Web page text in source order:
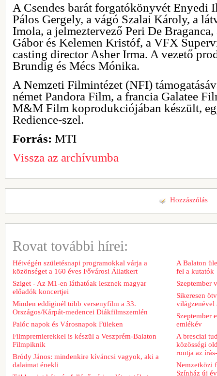
A Csendes barát forgatókönyvét Enyedi
Pálos Gergely, a vágó Szalai Károly, a
Imola, a jelmeztervező Peri De Braganca,
Gábor és Kelemen Kristóf, a VFX
casting director Asher Irma. A vezető
Brundig és Mécs Mónika.
A Nemzeti Filmintézet (NFI)
német Pandora Film, a francia Galatee
M&M Film koprodukciójában készült,
Redience-szel.
Forrás: MTI
Vissza az archívumba
Hozzászólás
Rovat további hírei:
Hétvégén születésnapi programokkal várja a
közönséget a 160 éves Fővárosi Állatkert
Sziget - Az M1-en láthatóak lesznek magyar
előadók koncertjei
Minden eddiginél több versenyfilm a 33.
Országos/Kárpát-medencei Diákfilmszemlén
Palóc napok és Városnapok Füleken
Filmpremierekkel is készül a Veszprém-Balaton
Filmpiknik
Bródy János: mindenkire kíváncsi vagyok, aki a
dalaimat énekli
A Balaton
fel a kutatók
Szeptember
Sikeresen
világzenével
Szeptember
emlékév
A bresciai
közösségi
rontja az
Nemzetközi
Színház új